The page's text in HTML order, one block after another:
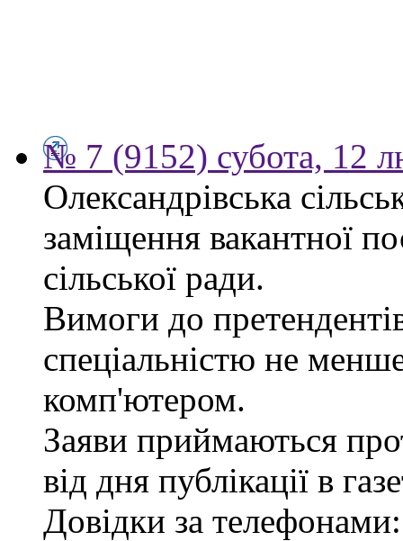
№ 7 (9152) субота, 12
Олександрівська
заміщення вакантної
сільської ради.
Вимоги до
спеціальністю не
комп'ютером.
Заяви приймаються
від дня публікації в
Довідки за